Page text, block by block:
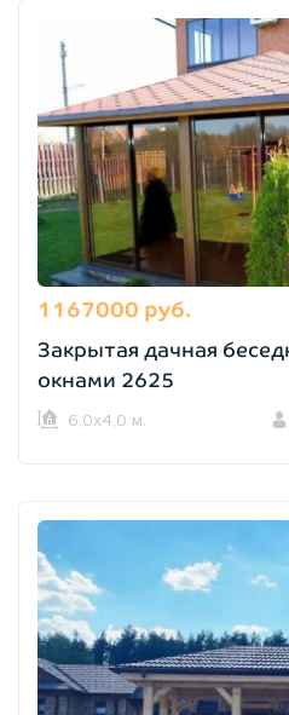
1167000 руб.
Закрытая дачная
окнами 2625
6,0х4,0 м.